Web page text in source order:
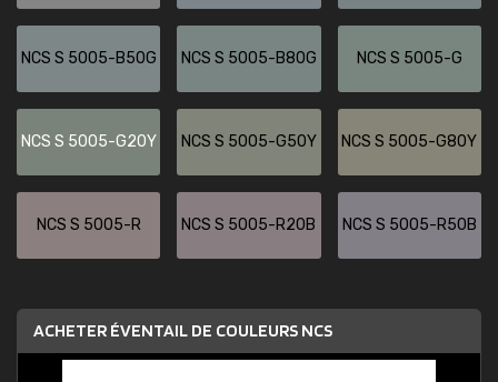
NCS S 5005-B50G NCS S 5005-B80G NCS S 5005-G
NCS S 5005-G20Y NCS S 5005-G50Y NCS S 5005-G80Y
NCS S 5005-R NCS S 5005-R20B NCS S 5005-R50B
ACHETER ÉVENTAIL DE COULEURS NCS